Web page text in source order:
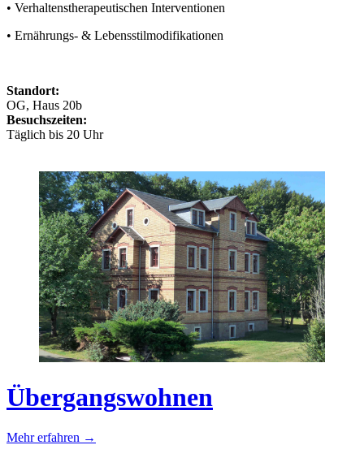
• Verhaltenstherapeutischen Interventionen
• Ernährungs- & Lebensstilmodifikationen
Standort:
OG, Haus 20b
Besuchszeiten:
Täglich bis 20 Uhr
Übergangswohnen
Mehr erfahren →